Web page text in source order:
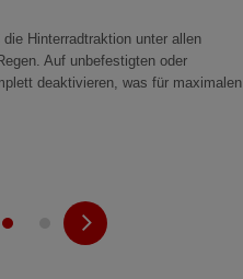
Hinterradtraktion unter allen
Auf unbefestigten oder
deaktivieren, was für maximalen